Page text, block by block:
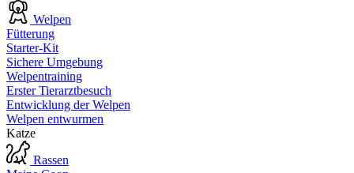
Welpen
Fütterung
Starter-Kit
Sichere Umgebung
Welpentraining
Erster Tierarztbesuch
Entwicklung der Welpen
Welpen entwurmen
Katze
Rassen